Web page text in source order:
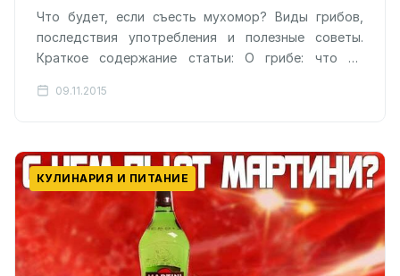
Что будет, если съесть мухомор? Виды грибов,
последствия употребления и полезные советы.
Краткое содержание статьи: О грибе: что он
Съедобные…
09.11.2015
КУЛИНАРИЯ И ПИТАНИЕ